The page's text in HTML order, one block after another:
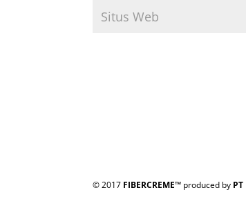
© 2017 FIBERCREME™ produced by